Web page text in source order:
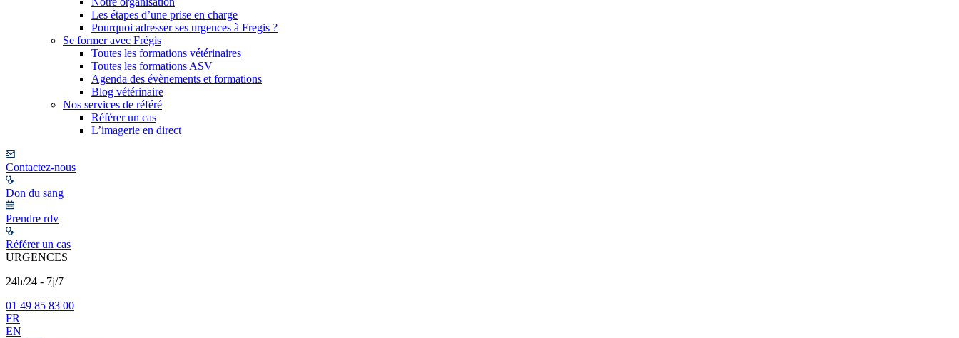
Les étapes d’une prise en charge
Pourquoi adresser ses urgences à Fregis ?
Se former avec Frégis
Toutes les formations vétérinaires
Toutes les formations ASV
Agenda des évènements et formations
Blog vétérinaire
Nos services de référé
Référer un cas
L’imagerie en direct
Contactez-nous
Don du sang
Prendre rdv
Référer un cas
URGENCES
24h/24 - 7j/7
01 49 85 83 00
FR
EN